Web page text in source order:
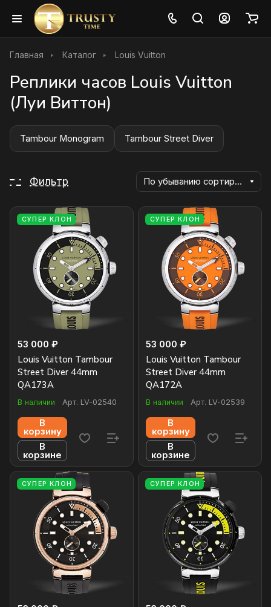
Главная Каталог Louis Vuitton
Реплики часов Louis Vuitton
(Луи Виттон)
Tambour Monogram Tambour Street Diver
Фильтр По убыванию сортировки
СУПЕР КЛОН
53 000 ₽
Louis Vuitton Tambour
Street Diver 44mm
QA173A
В наличии Арт. LV-02540
В
корзину
В
корзине
СУПЕР КЛОН
53 000 ₽
Louis Vuitton Tambour
Street Diver 44mm
QA172A
В наличии Арт. LV-02539
В
корзину
В
корзине
СУПЕР КЛОН СУПЕР КЛОН